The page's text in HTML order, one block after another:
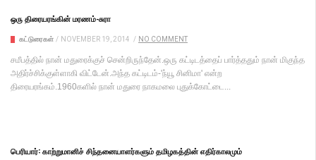
ஒரு திரையரங்கின் மரணம்-சுரா
கட்டுரைகள் / NOVEMBER 19, 2014 / NO COMMENT
சமீபத்தில் நான் மதுரைக்குச் சென்றிருந்தேன்.ஒரு கட்டிடத்தைப் பார்த்ததும் நான் மிகுந்த
அதிர்ச்சிக்குள்ளாகி விட்டேன்.அந்த கட்டிடம்-'ந்யூ சினிமா' என்ற
திரையரங்கம்.1960களில் நான் மதுரை நாகமலை புதுக்கோட்டை...
பெரியார்: காற்றுமானிச் சிந்தனையாளர்களும் தமிழகத்தின் எதிர்காலமும்